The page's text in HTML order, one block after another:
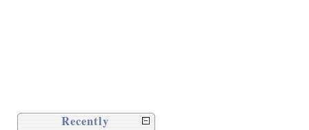
Recently